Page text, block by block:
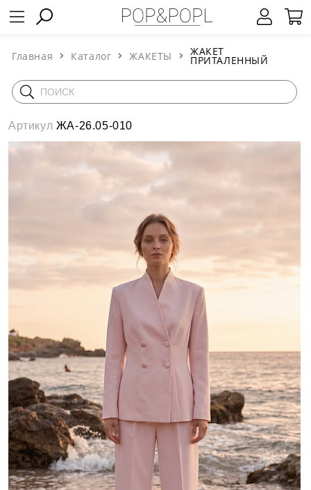
Главная Каталог ЖАКЕТЫ ЖАКЕТ
ПРИТАЛЕННЫЙ
Артикул ЖА-26.05-010